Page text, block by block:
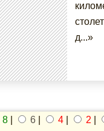
д...»
8| 6| 4| 2